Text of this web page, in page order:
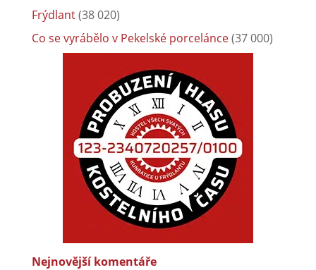
Frýdlant(38 020)
Co se vyrábělo v Pekelské porcelánce(37 000)
Nejnovější komentáře